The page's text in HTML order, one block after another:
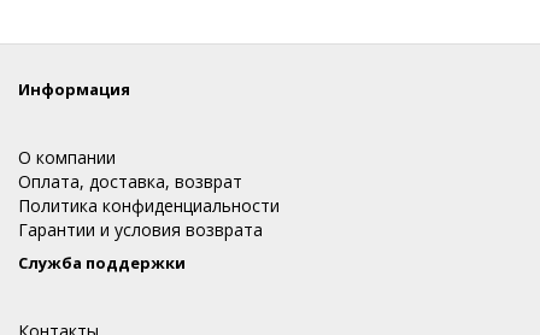
Информация
О компании
Оплата, доставка, возврат
Политика конфиденциальности
Гарантии и условия возврата
Служба поддержки